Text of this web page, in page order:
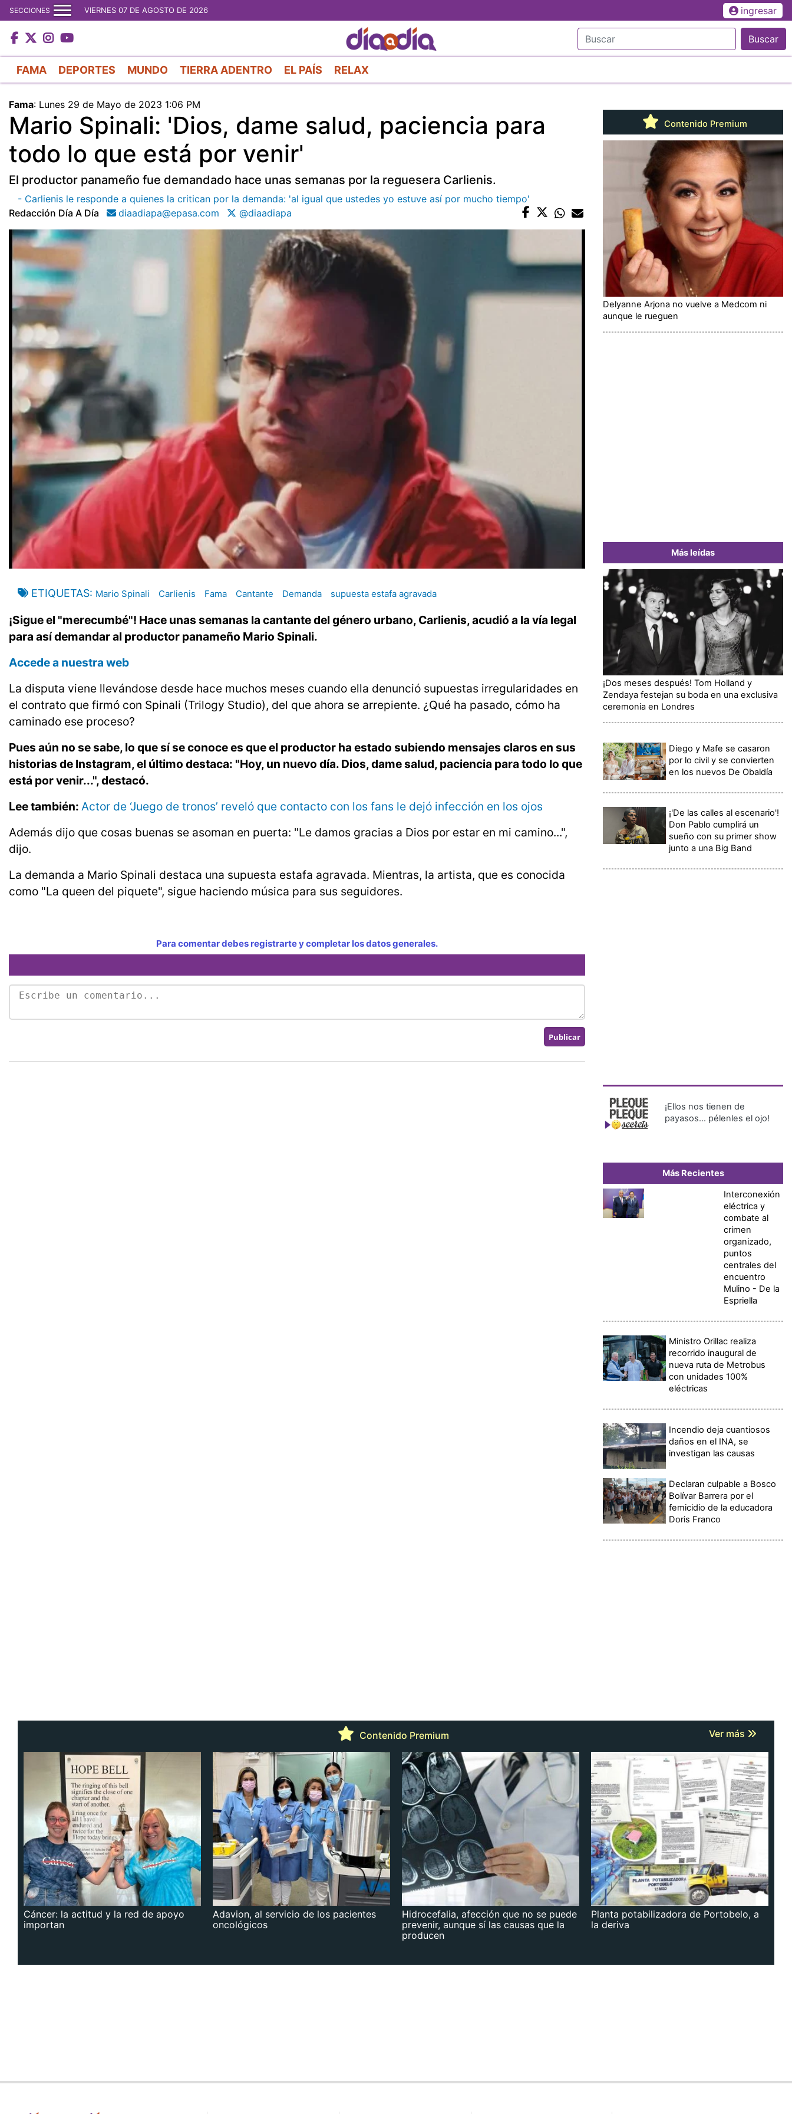
al
contenido
principal
SECCIONES VIERNES 07 DE AGOSTO DE 2026 ingresar
Buscar
FAMA DEPORTES MUNDO TIERRA ADENTRO EL PAÍS RELAX
Fama: Lunes 29 de Mayo de 2023 1:06 PM
Mario Spinali: 'Dios, dame salud, paciencia para
todo lo que está por venir'
El productor panameño fue demandado hace unas semanas por la reguesera Carlienis.
- Carlienis le responde a quienes la critican por la demanda: 'al igual que ustedes yo estuve así por mucho tiempo'
Redacción Día A Día
diaadiapa@epasa.com @diaadiapa
ETIQUETAS Mario Spinali Carlienis Fama Cantante Demanda supuesta estafa agravada
¡Sigue el "merecumbé"! Hace unas semanas la cantante del género urbano, Carlienis, acudió a la vía legal
para así demandar al productor panameño Mario Spinali.
Accede a nuestra web
La disputa viene llevándose desde hace muchos meses cuando ella denunció supuestas irregularidades en
el contrato que firmó con Spinali (Trilogy Studio), del que ahora se arrepiente. ¿Qué ha pasado, cómo ha
caminado ese proceso?
Pues aún no se sabe, lo que sí se conoce es que el productor ha estado subiendo mensajes claros en sus
historias de Instagram, el último destaca: "Hoy, un nuevo día. Dios, dame salud, paciencia para todo lo que
está por venir...", destacó.
Lee también: Actor de ‘Juego de tronos’ reveló que contacto con los fans le dejó infección en los ojos
Además dijo que cosas buenas se asoman en puerta: "Le damos gracias a Dios por estar en mi camino...",
dijo.
La demanda a Mario Spinali destaca una supuesta estafa agravada. Mientras, la artista, que es conocida
como "La queen del piquete", sigue haciendo música para sus seguidores.
Para comentar debes registrarte y completar los datos generales.
Contenido Premium
Delyanne Arjona no vuelve a Medcom ni
aunque le rueguen
Más leídas
¡Dos meses después! Tom Holland y
Zendaya festejan su boda en una exclusiva
ceremonia en Londres
Diego y Mafe se casaron
por lo civil y se convierten
en los nuevos De Obaldía
¡'De las calles al escenario'!
Don Pablo cumplirá un
sueño con su primer show
junto a una Big Band
¡Ellos nos tienen de
payasos… pélenles el ojo!
Más Recientes
Interconexión
eléctrica y
combate al
crimen
organizado,
puntos
centrales del
encuentro
Mulino - De la
Espriella
Ministro Orillac realiza
recorrido inaugural de
nueva ruta de Metrobus
con unidades 100%
eléctricas
Incendio deja cuantiosos
daños en el INA, se
investigan las causas
Declaran culpable a Bosco
Bolívar Barrera por el
femicidio de la educadora
Doris Franco
Contenido Premium Ver más
Cáncer: la actitud y la red de apoyo
importan
Adavion, al servicio de los pacientes
oncológicos
Hidrocefalia, afección que no se puede
prevenir, aunque sí las causas que la
producen
Planta potabilizadora de Portobelo, a
la deriva